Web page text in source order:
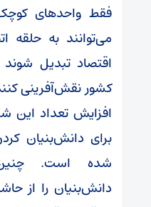
فقط واحدهای کوچک
می‌توانند به حلقه
اقتصاد تبدیل
کشور نقش‌آفرینی
افزایش تعداد این
برای دانش‌بنیان
شده است.
دانش‌بنیان را از